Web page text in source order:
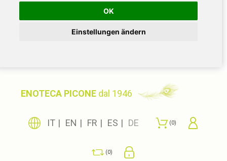
OK
Einstellungen ändern
ENOTECA PICONE dal 1946
IT EN FR ES DE 0
0